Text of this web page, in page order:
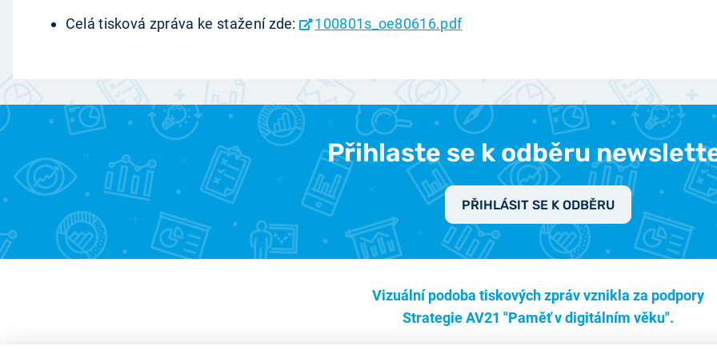
Celá tisková zpráva ke stažení zde: 100801s_oe80616.pdf
Přihlaste se k odběru
PŘIHLÁSIT SE K ODBĚRU
Vizuální podoba tiskových zpráv vznikla za podpory
Strategie AV21 "Paměť v digitálním věku".